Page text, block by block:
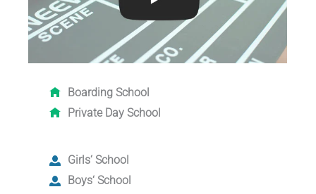
Boarding School
Private Day School
Girls‘ School
Boys‘ School